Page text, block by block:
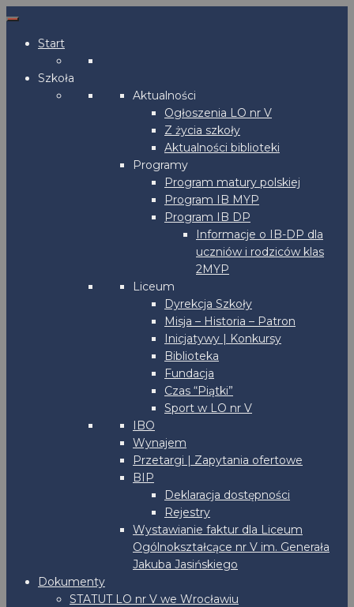
Start
Szkoła
Aktualności
Ogłoszenia LO nr V
Z życia szkoły
Aktualności biblioteki
Programy
Program matury polskiej
Program IB MYP
Program IB DP
Informacje o IB-DP dla
uczniów i rodziców klas
2MYP
Liceum
Dyrekcja Szkoły
Misja – Historia – Patron
Inicjatywy | Konkursy
Biblioteka
Fundacja
Czas “Piątki”
Sport w LO nr V
IBO
Wynajem
Przetargi | Zapytania ofertowe
BIP
Deklaracja dostępności
Rejestry
Wystawianie faktur dla Liceum
Ogólnokształcące nr V im. Generała
Jakuba Jasińskiego
Dokumenty
STATUT LO nr V we Wrocławiu